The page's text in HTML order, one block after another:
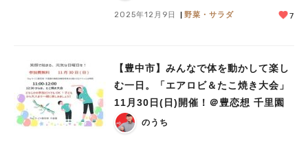
2025年12月9日 野菜・サラダ 7
【豊中市】みんなで体を動かして楽し
む一日。「エアロビ＆たこ焼き大会」
11月30日(日)開催！＠豊恋想 千里園
のうち